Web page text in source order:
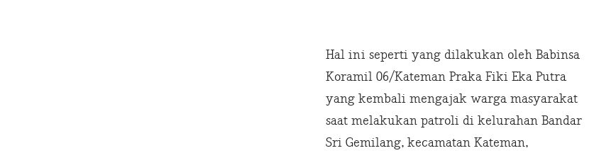
Hal ini seperti yang dilakukan oleh Babinsa
Koramil 06/Kateman Praka Fiki Eka Putra
yang kembali mengajak warga masyarakat
saat melakukan patroli di kelurahan Bandar
Sri Gemilang, kecamatan Kateman,